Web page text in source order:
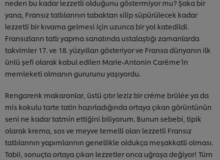
neden bu kadar lezzetli olduğunu göstermiyor mu? Şaka bir
yana, Fransız tatlılarının tabaktan silip süpürülecek kadar
lezzetli bir kıvama gelmesi için uzunca bir yol katedildi.
Fransızların tatlı yapma sanatında ustalaştığı zamanlarda
takvimler 17. ve 18. yüzyılları gösteriyor ve Fransa dünyanın ilk
ünlü şefi olarak kabul edilen Marie-Antonin Carême’in
memleketi olmanın gururunu yaşıyordu.
Rengarenk makaronlar, üstü çıtır leziz bir créme brûlée ya da
mis kokulu tarte tatin hazırladığında ortaya çıkan görüntünün
seni ne kadar tatmin ettiğini biliyorum. Bunun sebebi, tipik
olarak krema, sos ve meyve temelli olan lezzetli Fransız
tatlılarının yapımlarının genellikle oldukça meşakkatli olması.
Tabii, sonuçta ortaya çıkan lezzetler onca uğraşa değiyor! Tüm